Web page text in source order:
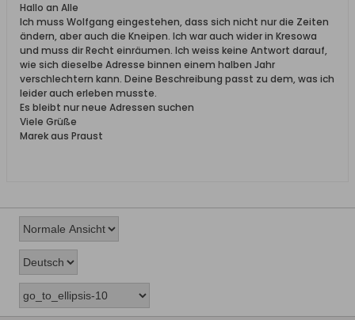
Hallo an Alle
Ich muss Wolfgang eingestehen, dass sich nicht nur die Zeiten
ändern, aber auch die Kneipen. Ich war auch wider in Kresowa
und muss dir Recht einräumen. Ich weiss keine Antwort darauf,
wie sich dieselbe Adresse binnen einem halben Jahr
verschlechtern kann. Deine Beschreibung passt zu dem, was ich
leider auch erleben musste.
Es bleibt nur neue Adressen suchen
Viele Grüße
Marek aus Praust